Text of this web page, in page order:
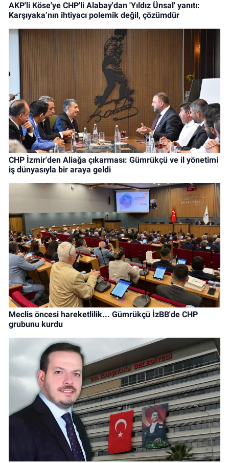
AKP'li Köse'ye CHP'li Alabay'dan 'Yıldız Ünsal' yanıtı:
Karşıyaka’nın ihtiyacı polemik değil, çözümdür
CHP İzmir'den Aliağa çıkarması: Gümrükçü ve il yönetimi
iş dünyasıyla bir araya geldi
Meclis öncesi hareketlilik... Gümrükçü İzBB'de CHP
grubunu kurdu